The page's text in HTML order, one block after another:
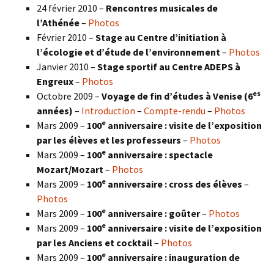
24 février 2010 – Rencontres musicales de
l’Athénée– Photos
Février 2010 – Stage au Centre d’initiation à
l’écologie et d’étude de l’environnement – Photos
Janvier 2010 – Stage sportif au Centre ADEPS à
Engreux– Photos
Octobre 2009 – Voyage de fin d’études à Venise (6es
années) – Introduction – Compte-rendu – Photos
Mars 2009 – 100e anniversaire : visite de l’exposition
par les élèves et les professeurs – Photos
Mars 2009 – 100e anniversaire : spectacle
Mozart/Mozart – Photos
Mars 2009 – 100e anniversaire : cross des élèves –
Photos
Mars 2009 – 100e anniversaire : goûter– Photos
Mars 2009 – 100e anniversaire : visite de l’exposition
par les Anciens et cocktail– Photos
Mars 2009 – 100e anniversaire : inauguration de